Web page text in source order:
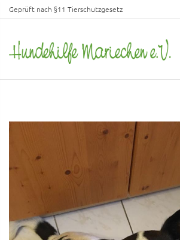
Geprüft nach §11 Tierschutzgesetz